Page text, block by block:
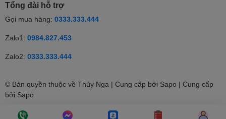
Tổng đài hỗ trợ
Gọi mua hàng: 0333.333.444
Zalo1: 0984.827.453
Zalo2: 0333.333.444
© Bản quyền thuộc về Thúy Nga | Cung cấp bởi Sapo | Cung cấp
bởi Sapo